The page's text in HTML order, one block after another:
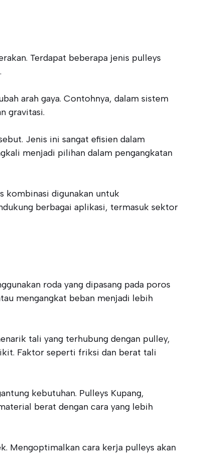
Terdapat beberapa jenis pulleys
arah gaya. Contohnya, dalam sistem
gravitasi.
Jenis ini sangat efisien dalam
menjadi pilihan dalam pengangkatan
kombinasi digunakan untuk
berbagai aplikasi, termasuk sektor
roda yang dipasang pada poros
mengangkat beban menjadi lebih
tali yang terhubung dengan pulley,
Faktor seperti friksi dan berat tali
kebutuhan. Pulleys Kupang,
berat dengan cara yang lebih
Mengoptimalkan cara kerja pulleys akan